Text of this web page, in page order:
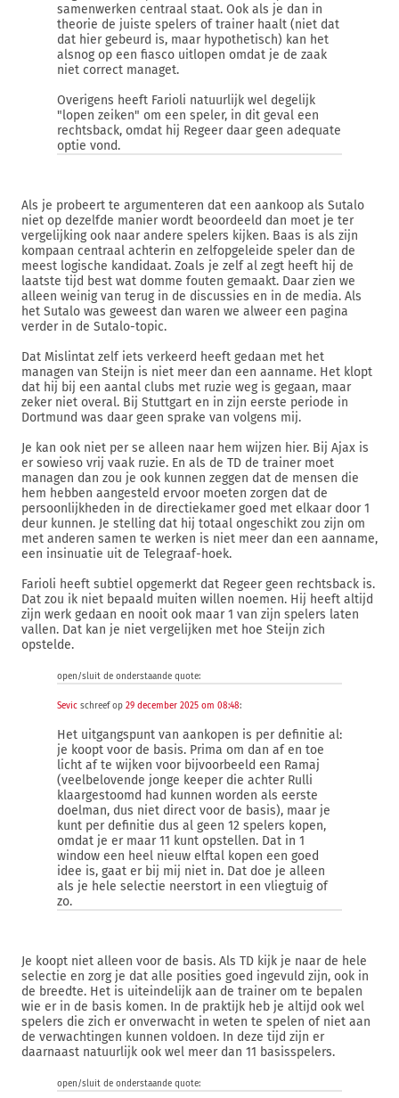
samenwerken centraal staat. Ook als je dan in
theorie de juiste spelers of trainer haalt (niet dat
dat hier gebeurd is, maar hypothetisch) kan het
alsnog op een fiasco uitlopen omdat je de zaak
niet correct managet.
Overigens heeft Farioli natuurlijk wel degelijk
"lopen zeiken" om een speler, in dit geval een
rechtsback, omdat hij Regeer daar geen adequate
optie vond.
Als je probeert te argumenteren dat een aankoop als Sutalo
niet op dezelfde manier wordt beoordeeld dan moet je ter
vergelijking ook naar andere spelers kijken. Baas is als zijn
kompaan centraal achterin en zelfopgeleide speler dan de
meest logische kandidaat. Zoals je zelf al zegt heeft hij de
laatste tijd best wat domme fouten gemaakt. Daar zien we
alleen weinig van terug in de discussies en in de media. Als
het Sutalo was geweest dan waren we alweer een pagina
verder in de Sutalo-topic.
Dat Mislintat zelf iets verkeerd heeft gedaan met het
managen van Steijn is niet meer dan een aanname. Het klopt
dat hij bij een aantal clubs met ruzie weg is gegaan, maar
zeker niet overal. Bij Stuttgart en in zijn eerste periode in
Dortmund was daar geen sprake van volgens mij.
Je kan ook niet per se alleen naar hem wijzen hier. Bij Ajax is
er sowieso vrij vaak ruzie. En als de TD de trainer moet
managen dan zou je ook kunnen zeggen dat de mensen die
hem hebben aangesteld ervoor moeten zorgen dat de
persoonlijkheden in de directiekamer goed met elkaar door 1
deur kunnen. Je stelling dat hij totaal ongeschikt zou zijn om
met anderen samen te werken is niet meer dan een aanname,
een insinuatie uit de Telegraaf-hoek.
Farioli heeft subtiel opgemerkt dat Regeer geen rechtsback is.
Dat zou ik niet bepaald muiten willen noemen. Hij heeft altijd
zijn werk gedaan en nooit ook maar 1 van zijn spelers laten
vallen. Dat kan je niet vergelijken met hoe Steijn zich
opstelde.
open/sluit de onderstaande quote:
Sevic schreef op 29 december 2025 om 08:48:
Het uitgangspunt van aankopen is per definitie al:
je koopt voor de basis. Prima om dan af en toe
licht af te wijken voor bijvoorbeeld een Ramaj
(veelbelovende jonge keeper die achter Rulli
klaargestoomd had kunnen worden als eerste
doelman, dus niet direct voor de basis), maar je
kunt per definitie dus al geen 12 spelers kopen,
omdat je er maar 11 kunt opstellen. Dat in 1
window een heel nieuw elftal kopen een goed
idee is, gaat er bij mij niet in. Dat doe je alleen
als je hele selectie neerstort in een vliegtuig of
zo.
Je koopt niet alleen voor de basis. Als TD kijk je naar de hele
selectie en zorg je dat alle posities goed ingevuld zijn, ook in
de breedte. Het is uiteindelijk aan de trainer om te bepalen
wie er in de basis komen. In de praktijk heb je altijd ook wel
spelers die zich er onverwacht in weten te spelen of niet aan
de verwachtingen kunnen voldoen. In deze tijd zijn er
daarnaast natuurlijk ook wel meer dan 11 basisspelers.
open/sluit de onderstaande quote: